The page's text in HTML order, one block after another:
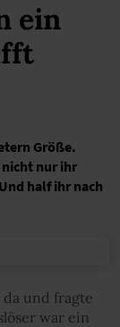
ein
Größe.
nicht nur ihr
half ihr nach
und fragte
war ein